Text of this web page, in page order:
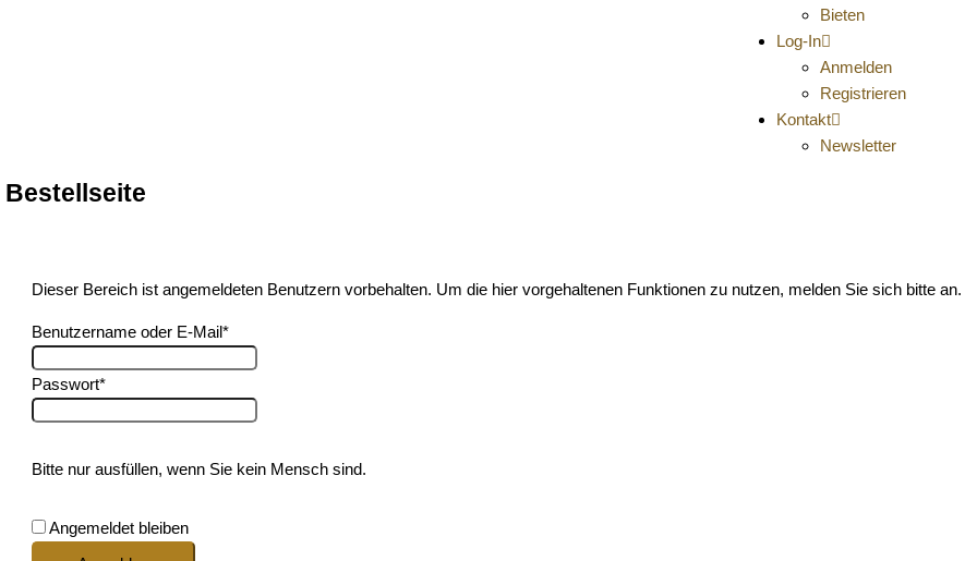
Bieten
Log-In
Anmelden
Registrieren
Kontakt
Newsletter
Bestellseite
Dieser Bereich ist angemeldeten Benutzern vorbehalten. Um die hier vorgehaltenen Funktionen zu nutzen, melden Sie sich bitte an.
Benutzername oder E-Mail*
Passwort*
Bitte nur ausfüllen, wenn Sie kein Mensch sind.
Angemeldet bleiben